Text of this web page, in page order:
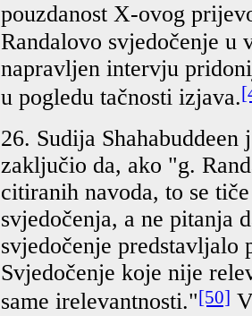
pouzdanost X-ovog
Randalovo svjedočenje u
napravljen intervju
u pogledu tačnosti izjava.
26. Sudija
zaključio da, ako "g.
citiranih navoda, to se
svjedočenja, a ne pitanja
svjedočenje predstavljalo
Svjedočenje koje nije
same irelevantnosti."[50]